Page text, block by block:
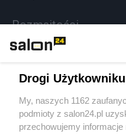
Rozmaitości
Sport
Społeczeństwo
Drogi
My, naszych 1162
podmioty z salon24.pl
przechowujemy informacje